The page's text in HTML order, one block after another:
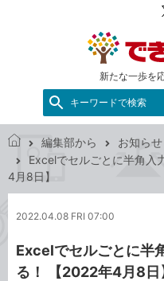
新たな一歩を
キーワードで検索
で
き
ッ
編集部から
お知らせ
Excelでセルごとに半角入
4月8日】
2022.04.08 FRI 07:00
Excelでセルごとに半
る！ 【2022年4月8日